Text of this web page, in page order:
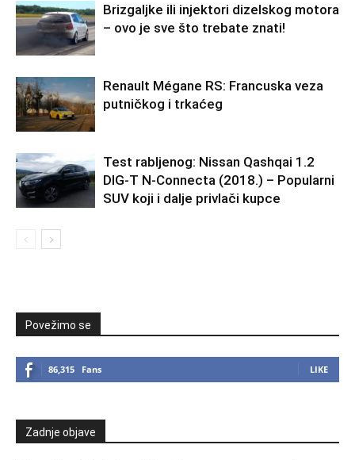
Brizgaljke ili injektori dizelskog motora
– ovo je sve što trebate znati!
Renault Mégane RS: Francuska veza
putničkog i trkaćeg
Test rabljenog: Nissan Qashqai 1.2
DIG-T N-Connecta (2018.) – Popularni
SUV koji i dalje privlači kupce
Povežimo se
86,315 Fans LIKE
Zadnje objave